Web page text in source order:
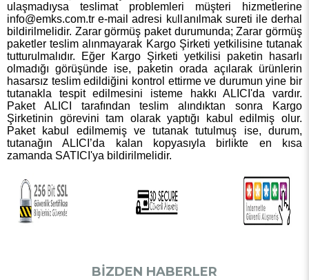
ulaşmadıysa teslimat problemleri müşteri hizmetlerine
info@emks.com.tr e-mail adresi kullanılmak sureti ile derhal
bildirilmelidir. Zarar görmüş paket durumunda; Zarar görmüş
paketler teslim alınmayarak Kargo Şirketi yetkilisine tutanak
tutturulmalıdır. Eğer Kargo Şirketi yetkilisi paketin hasarlı
olmadığı görüşünde ise, paketin orada açılarak ürünlerin
hasarsız teslim edildiğini kontrol ettirme ve durumun yine bir
tutanakla tespit edilmesini isteme hakkı ALICI'da vardır.
Paket ALICI tarafından teslim alındıktan sonra Kargo
Şirketinin görevini tam olarak yaptığı kabul edilmiş olur.
Paket kabul edilmemiş ve tutanak tutulmuş ise, durum,
tutanağın ALICI’da kalan kopyasıyla birlikte en kısa
zamanda SATICI'ya bildirilmelidir.
BIZDEN HABERLER